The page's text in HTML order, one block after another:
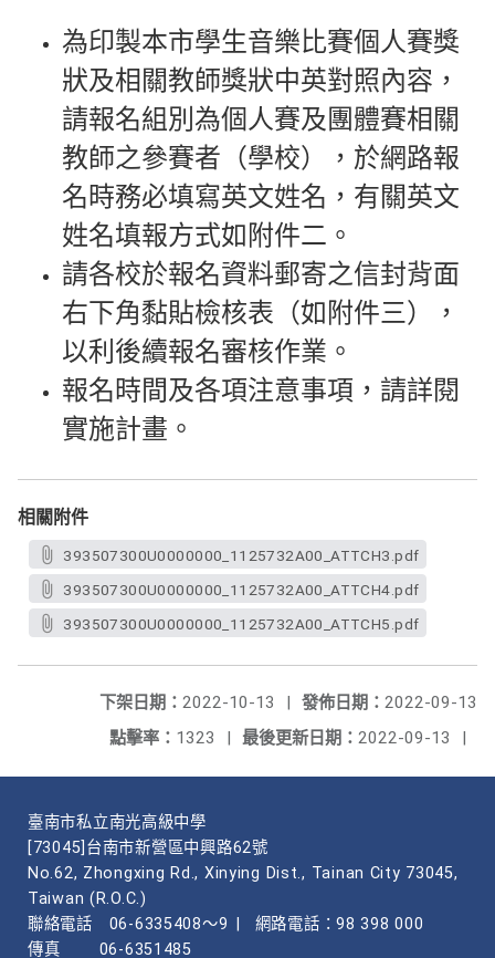
為印製本市學生音樂比賽個人賽獎
狀及相關教師獎狀中英對照內容，
請報名組別為個人賽及團體賽相關
教師之參賽者（學校），於網路報
名時務必填寫英文姓名，有關英文
姓名填報方式如附件二。
請各校於報名資料郵寄之信封背面
右下角黏貼檢核表（如附件三），
以利後續報名審核作業。
報名時間及各項注意事項，請詳閱
實施計畫。
相關附件
393507300U0000000_1125732A00_ATTCH3.pdf
393507300U0000000_1125732A00_ATTCH4.pdf
393507300U0000000_1125732A00_ATTCH5.pdf
發佈日期： 2022-09-13
下架日期： 2022-10-13
|
最後更新日期： 2022-09-13 |
點擊率： 1323 |
臺南市私立南光高級中學
[73045]台南市新營區中興路62號
No.62, Zhongxing Rd., Xinying Dist., Tainan City 73045,
Taiwan (R.O.C.)
聯絡電話
06-6335408～9
網路電話：98 398 000
傳真
06-6351485